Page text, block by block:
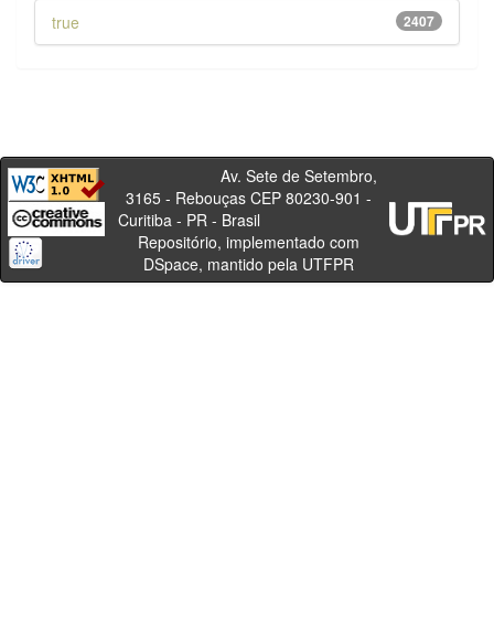
2407
true
Av. Sete de Setembro,
3165 - Rebouças CEP 80230-901 -
Curitiba - PR - Brasil
Repositório, implementado com
DSpace, mantido pela UTFPR